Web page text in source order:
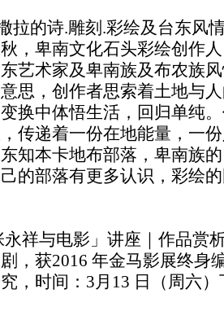
的诗.雕刻.彩绘及台东风
，卑南文化石头彩绘创作
艺术家及卑南族及布农族
思，创作者思索着土地与
换中体悟生活，回归单纯
传递着一份在地能量，一
知本卡地布部落，卑南族
的部落有更多­认识，彩绘
祥与电影」讲座｜作品赏
，获2016 年金马影展终身
，时间：3月13 日（周六）